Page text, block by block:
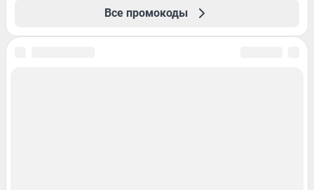
Все промокоды